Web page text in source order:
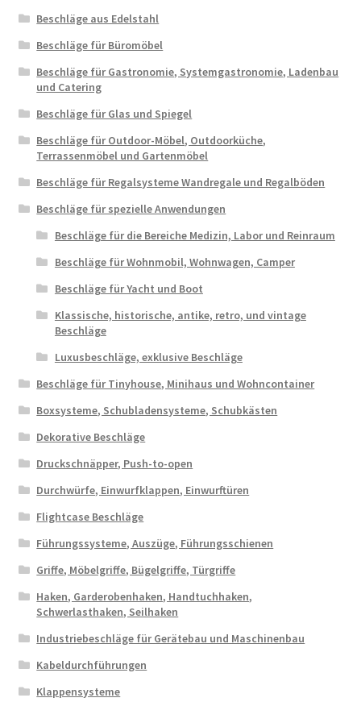
Beschläge aus Edelstahl
Beschläge für Büromöbel
Beschläge für Gastronomie, Systemgastronomie, Ladenbau
und Catering
Beschläge für Glas und Spiegel
Beschläge für Outdoor-Möbel, Outdoorküche,
Terrassenmöbel und Gartenmöbel
Beschläge für Regalsysteme Wandregale und Regalböden
Beschläge für spezielle Anwendungen
Beschläge für die Bereiche Medizin, Labor und Reinraum
Beschläge für Wohnmobil, Wohnwagen, Camper
Beschläge für Yacht und Boot
Klassische, historische, antike, retro, und vintage
Beschläge
Luxusbeschläge, exklusive Beschläge
Beschläge für Tinyhouse, Minihaus und Wohncontainer
Boxsysteme, Schubladensysteme, Schubkästen
Dekorative Beschläge
Druckschnäpper, Push-to-open
Durchwürfe, Einwurfklappen, Einwurftüren
Flightcase Beschläge
Führungssysteme, Auszüge, Führungsschienen
Griffe, Möbelgriffe, Bügelgriffe, Türgriffe
Haken, Garderobenhaken, Handtuchhaken,
Schwerlasthaken, Seilhaken
Industriebeschläge für Gerätebau und Maschinenbau
Kabeldurchführungen
Klappensysteme